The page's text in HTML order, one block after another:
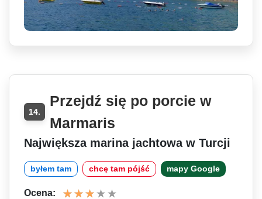
14.
Przejdź się po porcie w
Marmaris
Największa marina jachtowa w Turcji
byłem tam chcę tam pójść mapy Google
Ocena: